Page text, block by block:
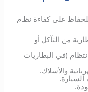
على كفاءة نظام
من التآكل أو
(في البطاريات
والأسلاك.